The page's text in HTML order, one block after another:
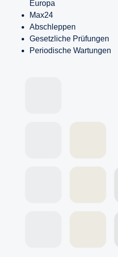
Europa
Max24
Abschleppen
Gesetzliche Prüfungen
Periodische Wartungen